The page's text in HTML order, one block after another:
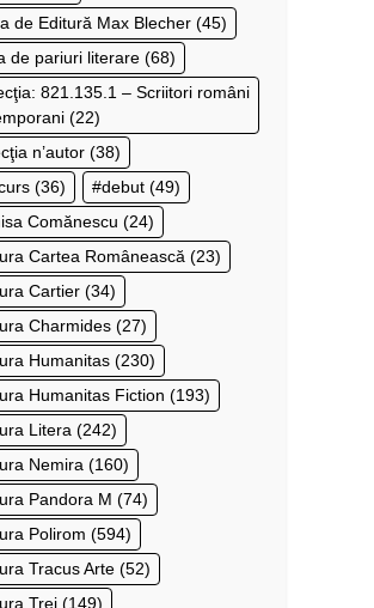
de Editură Max Blecher (45)
de pariuri literare (68)
821.135.1 – Scriitori români
(22)
n’autor (38)
(36) debut (49)
Comănescu (24)
Cartea Românească (23)
Cartier (34)
Charmides (27)
Humanitas (230)
Humanitas Fiction (193)
Litera (242)
Nemira (160)
Pandora M (74)
Polirom (594)
Tracus Arte (52)
Trei (149)